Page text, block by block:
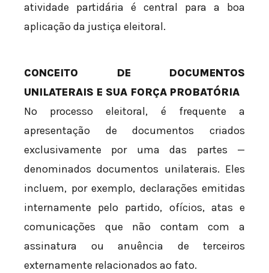
atividade partidária é central para a boa
aplicação da justiça eleitoral.
CONCEITO DE DOCUMENTOS
UNILATERAIS E SUA FORÇA PROBATÓRIA
No processo eleitoral, é frequente a
apresentação de documentos criados
exclusivamente por uma das partes —
denominados documentos unilaterais. Eles
incluem, por exemplo, declarações emitidas
internamente pelo partido, ofícios, atas e
comunicações que não contam com a
assinatura ou anuência de terceiros
externamente relacionados ao fato.